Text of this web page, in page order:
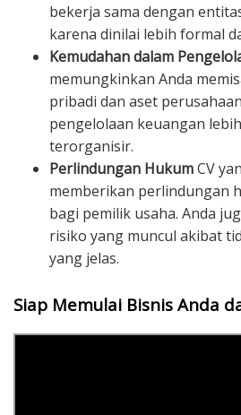
bekerja sama dengan
karena dinilai lebih formal
Kemudahan dalam
memungkinkan Anda
pribadi dan aset
pengelolaan keuangan
terorganisir.
Perlindungan HukumCV
memberikan perlindungan
bagi pemilik usaha. Anda
risiko yang muncul akibat
yang jelas.
Siap Memulai Bisnis Anda